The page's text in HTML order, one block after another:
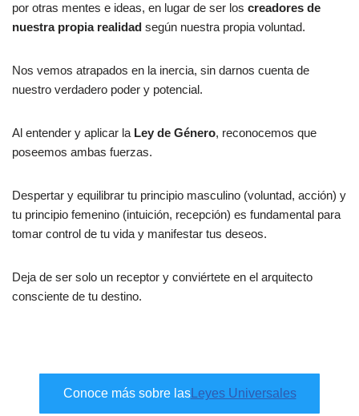
por otras mentes e ideas, en lugar de ser los creadores de
nuestra propia realidad según nuestra propia voluntad.
Nos vemos atrapados en la inercia, sin darnos cuenta de
nuestro verdadero poder y potencial.
Al entender y aplicar la Ley de Género, reconocemos que
poseemos ambas fuerzas.
Despertar y equilibrar tu principio masculino (voluntad, acción) y
tu principio femenino (intuición, recepción) es fundamental para
tomar control de tu vida y manifestar tus deseos.
Deja de ser solo un receptor y conviértete en el arquitecto
consciente de tu destino.
Conoce más sobre lasLeyes Universales